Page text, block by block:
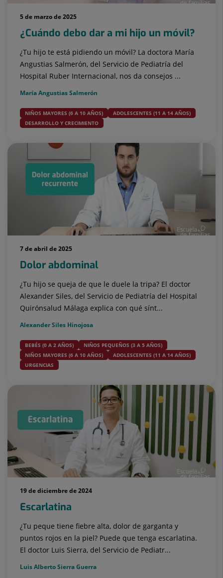
5 de marzo de 2025
¿Cuándo debo dar a mi hijo un móvil?
¿Tu hijo te está pidiendo un móvil? La doctora María
Angustias Salmerón, del Servicio de Pediatría del
Hospital Ruber Internacional, nos da consejos ...
María Angustias Salmerón
NIÑOS MAYORES (6 A 10 AÑOS)
ADOLESCENTES (11 A 14 AÑOS)
DESARROLLO Y CRECIMIENTO
7 de abril de 2025
Dolor abdominal
¿Tu hijo se queja de que le duele la tripa? El doctor
Alexander Siles, del Servicio de Pediatría del Hospital
Quirónsalud Málaga explica con qué sínt...
Alexander Siles Hinojosa
BEBÉS (0 A 2 AÑOS)
NIÑOS PEQUEÑOS (3 A 5 AÑOS)
NIÑOS MAYORES (6 A 10 AÑOS)
ADOLESCENTES (11 A 14 AÑOS)
URGENCIAS
19 de diciembre de 2024
Escarlatina
¿Tu peque tiene fiebre alta, dolor de garganta y
puntos rojos en la piel? Puede que tenga escarlatina.
El doctor Luis Sierra, del Servicio de Pediatr...
Luis Alberto Sierra Guerra